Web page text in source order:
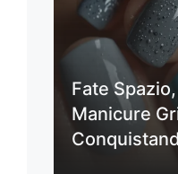
Fate
Manicure